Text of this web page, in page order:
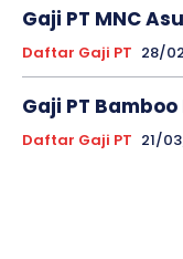
Gaji PT MNC
Daftar Gaji PT 28/
Gaji PT Bamboo
Daftar Gaji PT 21/